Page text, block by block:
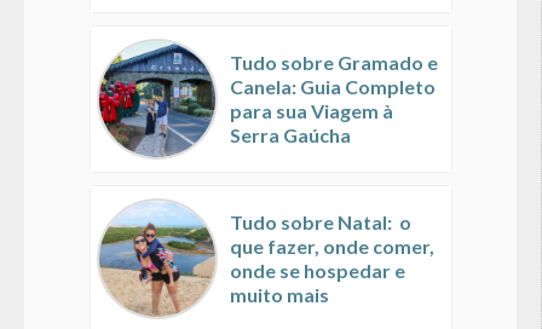
Tudo sobre Gramado e
Canela: Guia Completo
para sua Viagem à
Serra Gaúcha
Tudo sobre Natal: o
que fazer, onde comer,
onde se hospedar e
muito mais